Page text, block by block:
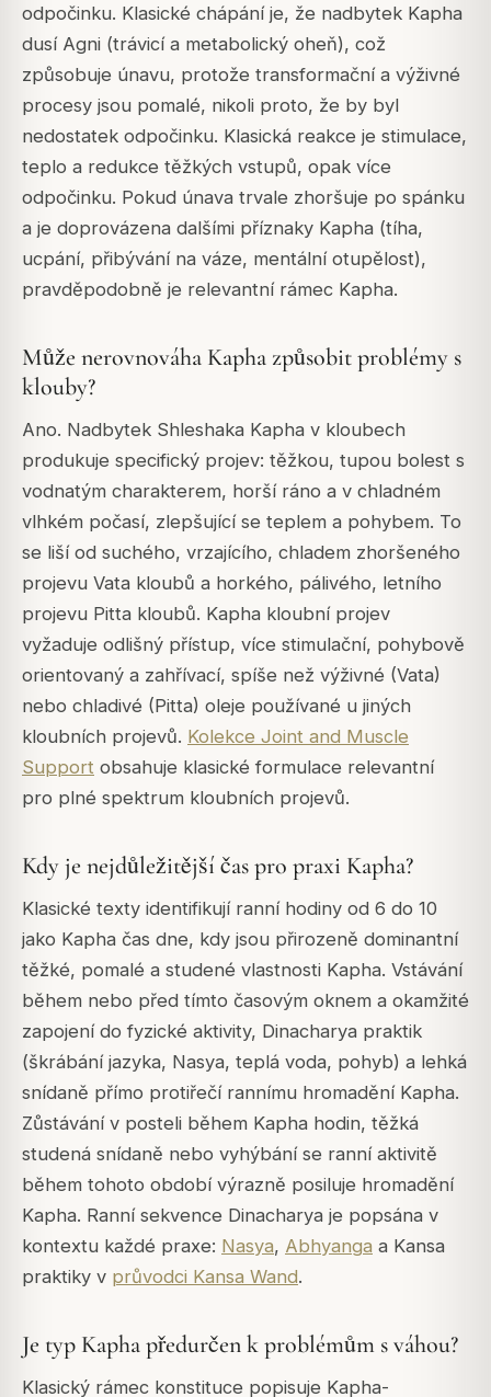
odpočinku. Klasické chápání je, že nadbytek Kapha
dusí Agni (trávicí a metabolický oheň), což
způsobuje únavu, protože transformační a výživné
procesy jsou pomalé, nikoli proto, že by byl
nedostatek odpočinku. Klasická reakce je stimulace,
teplo a redukce těžkých vstupů, opak více
odpočinku. Pokud únava trvale zhoršuje po spánku
a je doprovázena dalšími příznaky Kapha (tíha,
ucpání, přibývání na váze, mentální otupělost),
pravděpodobně je relevantní rámec Kapha.
Může nerovnováha Kapha způsobit problémy s
klouby?
Ano. Nadbytek Shleshaka Kapha v kloubech
produkuje specifický projev: těžkou, tupou bolest s
vodnatým charakterem, horší ráno a v chladném
vlhkém počasí, zlepšující se teplem a pohybem. To
se liší od suchého, vrzajícího, chladem zhoršeného
projevu Vata kloubů a horkého, pálivého, letního
projevu Pitta kloubů. Kapha kloubní projev
vyžaduje odlišný přístup, více stimulační, pohybově
orientovaný a zahřívací, spíše než výživné (Vata)
nebo chladivé (Pitta) oleje používané u jiných
kloubních projevů. Kolekce Joint and Muscle
Support obsahuje klasické formulace relevantní
pro plné spektrum kloubních projevů.
Kdy je nejdůležitější čas pro praxi Kapha?
Klasické texty identifikují ranní hodiny od 6 do 10
jako Kapha čas dne, kdy jsou přirozeně dominantní
těžké, pomalé a studené vlastnosti Kapha. Vstávání
během nebo před tímto časovým oknem a okamžité
zapojení do fyzické aktivity, Dinacharya praktik
(škrábání jazyka, Nasya, teplá voda, pohyb) a lehká
snídaně přímo protiřečí rannímu hromadění Kapha.
Zůstávání v posteli během Kapha hodin, těžká
studená snídaně nebo vyhýbání se ranní aktivitě
během tohoto období výrazně posiluje hromadění
Kapha. Ranní sekvence Dinacharya je popsána v
kontextu každé praxe: Nasya, Abhyanga a Kansa
praktiky v průvodci Kansa Wand.
Je typ Kapha předurčen k problémům s váhou?
Klasický rámec konstituce popisuje Kapha-